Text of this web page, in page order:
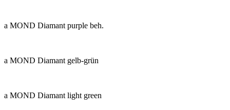
a MOND Diamant purple beh.
a MOND Diamant gelb-grün
a MOND Diamant light green